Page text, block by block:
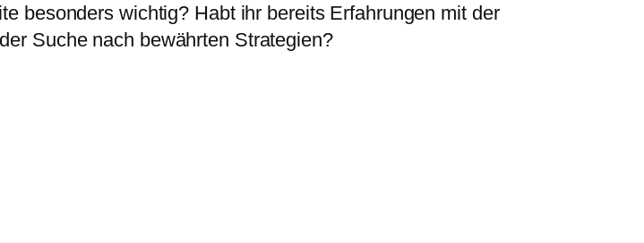
besonders wichtig? Habt ihr bereits Erfahrungen mit der
Suche nach bewährten Strategien?